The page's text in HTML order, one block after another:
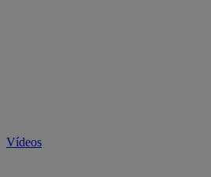
Vídeos